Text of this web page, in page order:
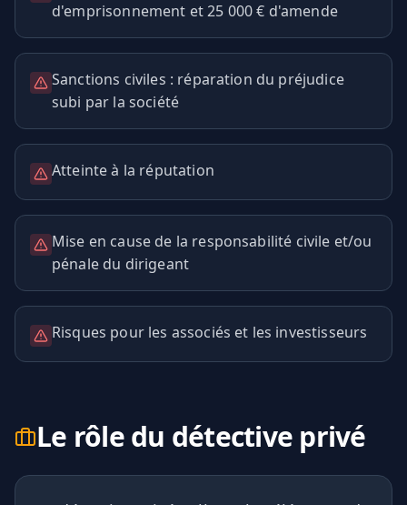
d'emprisonnement et 25 000 € d'amende
Sanctions civiles : réparation du préjudice
subi par la société
Atteinte à la réputation
Mise en cause de la responsabilité civile et/ou
pénale du dirigeant
Risques pour les associés et les investisseurs
Le rôle du détective privé